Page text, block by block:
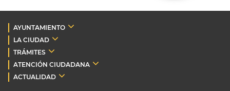
AYUNTAMIENTO
LA CIUDAD
TRÁMITES
ATENCIÓN CIUDADANA
ACTUALIDAD